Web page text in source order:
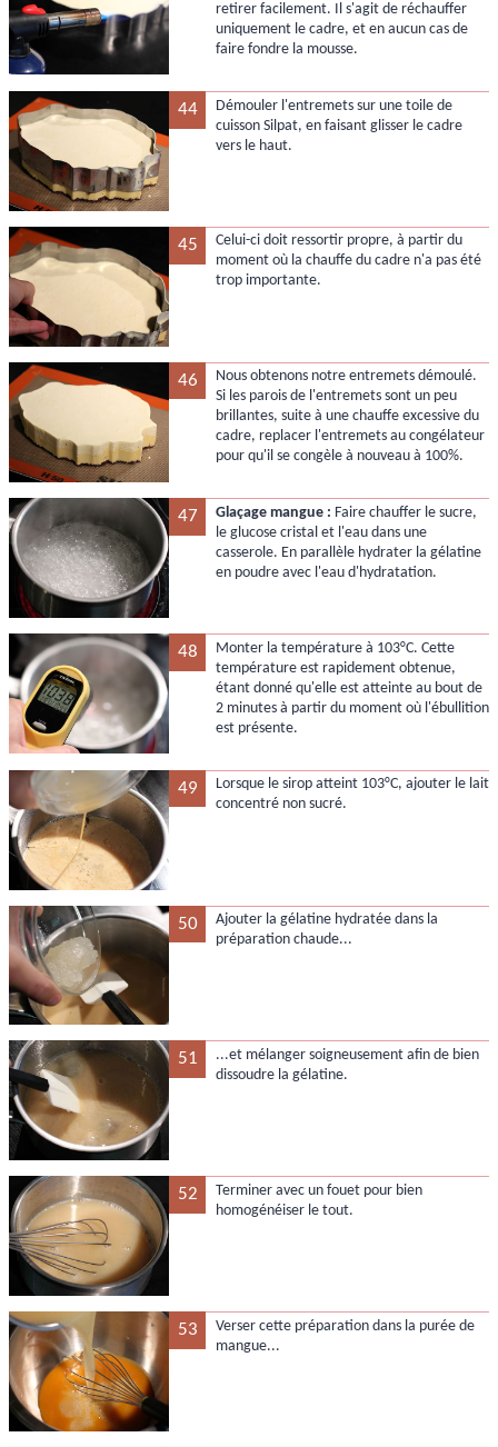
retirer facilement. Il s'agit de réchauffer
uniquement le cadre, et en aucun cas de
faire fondre la mousse.
44
Démouler l'entremets sur une toile de
cuisson Silpat, en faisant glisser le cadre
vers le haut.
45
Celui-ci doit ressortir propre, à partir du
moment où la chauffe du cadre n'a pas été
trop importante.
46
Nous obtenons notre entremets démoulé.
Si les parois de l'entremets sont un peu
brillantes, suite à une chauffe excessive du
cadre, replacer l'entremets au congélateur
pour qu'il se congèle à nouveau à 100%.
47 Glaçage mangue : Faire chauffer le sucre,
le glucose cristal et l'eau dans une
casserole. En parallèle hydrater la gélatine
en poudre avec l'eau d'hydratation.
48
Monter la température à 103°C. Cette
température est rapidement obtenue,
étant donné qu'elle est atteinte au bout de
2 minutes à partir du moment où l'ébullition
est présente.
49
Lorsque le sirop atteint 103°C, ajouter le lait
concentré non sucré.
50
Ajouter la gélatine hydratée dans la
préparation chaude...
51
...et mélanger soigneusement afin de bien
dissoudre la gélatine.
52
Terminer avec un fouet pour bien
homogénéiser le tout.
53
Verser cette préparation dans la purée de
mangue...